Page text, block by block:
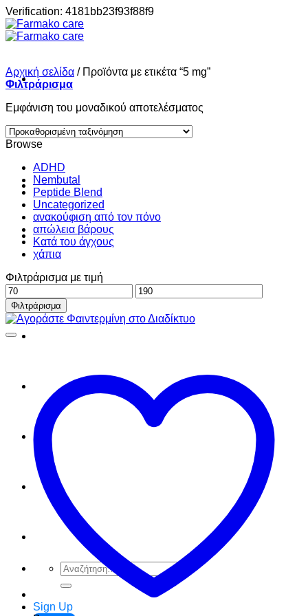
Verification: 4181bb23f93f88f9Μετάβαση
Σπίτι
Shop
About
Contact
Checkout
Cart
Ελληνικά
English
Αναζήτηση
για:
Sign Up
Αρχική σελίδα /Προϊόντα με ετικέτα “5 mg”
Φιλτράρισμα
Εμφάνιση του μοναδικού αποτελέσματος
Browse
ADHD
Nembutal
Peptide Blend
Uncategorized
ανακούφιση από τον πόνο
απώλεια βάρους
Κατά του άγχους
χάπια
Φιλτράρισμα με τιμή
Ελάχιστη
τιμή
Μέγιστη
τιμή
Φιλτράρισμα